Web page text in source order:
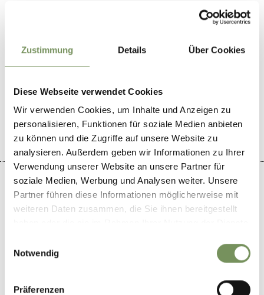
Zustimmung Details Über Cookies
Diese Webseite verwendet Cookies
Wir verwenden Cookies, um Inhalte und Anzeigen zu
personalisieren, Funktionen für soziale Medien anbieten
zu können und die Zugriffe auf unsere Website zu
analysieren. Außerdem geben wir Informationen zu Ihrer
Verwendung unserer Website an unsere Partner für
soziale Medien, Werbung und Analysen weiter. Unsere
Partner führen diese Informationen möglicherweise mit
weiteren Daten zusammen, die Sie ihnen bereitgestellt
Notwendig
Präferenzen
YES NO